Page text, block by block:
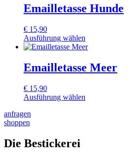
weist
mehrere
auf.
Die
Optionen
auf
der
Produktseite
gewählt
werden
Emailletasse Hunde
€ 15,90
Ausführung wählen
Dieses
weist
mehrere
auf.
Die
können
auf
Produktseite
Emailletasse Meer
€ 15,90
Ausführung wählen
Produkt
weist
Varianten
auf.
anfragen
shoppen
Die Bestickerei